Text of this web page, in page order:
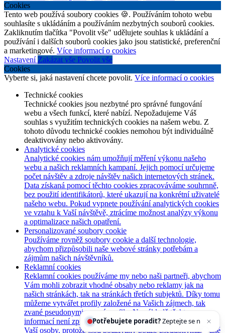
Cookies
Tento web používá soubory cookies 🍪. Používáním tohoto webu
souhlasíte s ukládáním a používáním nezbytných souborů cookies.
Zakliknutím tlačítka "Povolit vše" udělujete souhlas k ukládání a
používání i dalších souborů cookies jako jsou statistické, preferenční
a marketingové. Více informací o cookies
Nastavení Zakázat vše Povolit vše
Cookies
Vyberte si, jaká nastavení chcete povolit. Více informací o cookies
Technické cookies
Technické cookies jsou nezbytné pro správné fungování
webu a všech funkcí, které nabízí. Nepožadujeme Váš
souhlas s využitím technických cookies na našem webu. Z
tohoto důvodu technické cookies nemohou být individuálně
deaktivovány nebo aktivovány.
Analytické cookies
Analytické cookies nám umožňují měření výkonu našeho
webu a našich reklamních kampaní. Jejich pomocí určujeme
počet návštěv a zdroje návštěv našich internetových stránek.
Data získaná pomocí těchto cookies zpracováváme souhrnně,
bez použití identifikátorů, které ukazují na konkrétní uživatelé
našeho webu. Pokud vypnete používání analytických cookies
ve vztahu k Vaší návštěvě, ztrácíme možnost analýzy výkonu
a optimalizace našich opatření.
Personalizované soubory cookie
Používáme rovněž soubory cookie a další technologie,
abychom přizpůsobili naše webové stránky potřebám a
zájmům našich návštěvníků.
Reklamní cookies
Reklamní cookies používáme my nebo naši partneři, abychom
Vám mohli zobrazit vhodné obsahy nebo reklamy jak na
našich stránkách, tak na stránkách třetích subjektů. Díky tomu
můžeme vytvářet profily založené na Vašich zájmech, tak
zvané pseudonymizované profily. Na základě těchto
informací není zpravidla možná bezprostřední identifikace
Vaší osoby, protože jsou používány pouze pseudonymizované
Potřebujete poradit?Zeptejte se našeho asistenta C